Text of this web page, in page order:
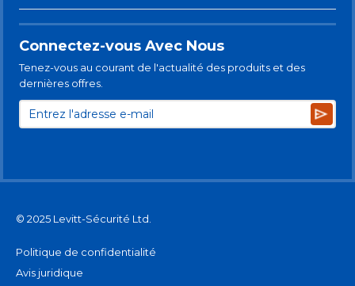
Connectez-vous Avec Nous
Tenez-vous au courant de l'actualité des produits et des
dernières offres.
© 2025 Levitt-Sécurité Ltd.
Politique de confidentialité
Avis juridique